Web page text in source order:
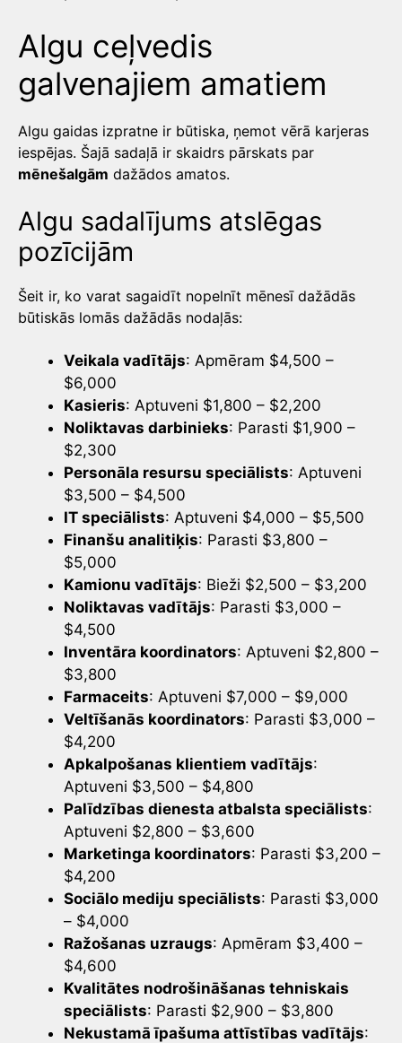
Algu ceļvedis
galvenajiem amatiem
Algu gaidas izpratne ir būtiska, ņemot vērā karjeras
iespējas. Šajā sadaļā ir skaidrs pārskats par
mēnešalgām dažādos amatos.
Algu sadalījums atslēgas
pozīcijām
Šeit ir, ko varat sagaidīt nopelnīt mēnesī dažādās
būtiskās lomās dažādās nodaļās:
Veikala vadītājs: Apmēram $4,500 –
$6,000
Kasieris: Aptuveni $1,800 – $2,200
Noliktavas darbinieks: Parasti $1,900 –
$2,300
Personāla resursu speciālists: Aptuveni
$3,500 – $4,500
IT speciālists: Aptuveni $4,000 – $5,500
Finanšu analitiķis: Parasti $3,800 –
$5,000
Kamionu vadītājs: Bieži $2,500 – $3,200
Noliktavas vadītājs: Parasti $3,000 –
$4,500
Inventāra koordinators: Aptuveni $2,800 –
$3,800
Farmaceits: Aptuveni $7,000 – $9,000
Veltīšanās koordinators: Parasti $3,000 –
$4,200
Apkalpošanas klientiem vadītājs:
Aptuveni $3,500 – $4,800
Palīdzības dienesta atbalsta speciālists:
Aptuveni $2,800 – $3,600
Marketinga koordinators: Parasti $3,200 –
$4,200
Sociālo mediju speciālists: Parasti $3,000
– $4,000
Ražošanas uzraugs: Apmēram $3,400 –
$4,600
Kvalitātes nodrošināšanas tehniskais
speciālists: Parasti $2,900 – $3,800
Nekustamā īpašuma attīstības vadītājs: